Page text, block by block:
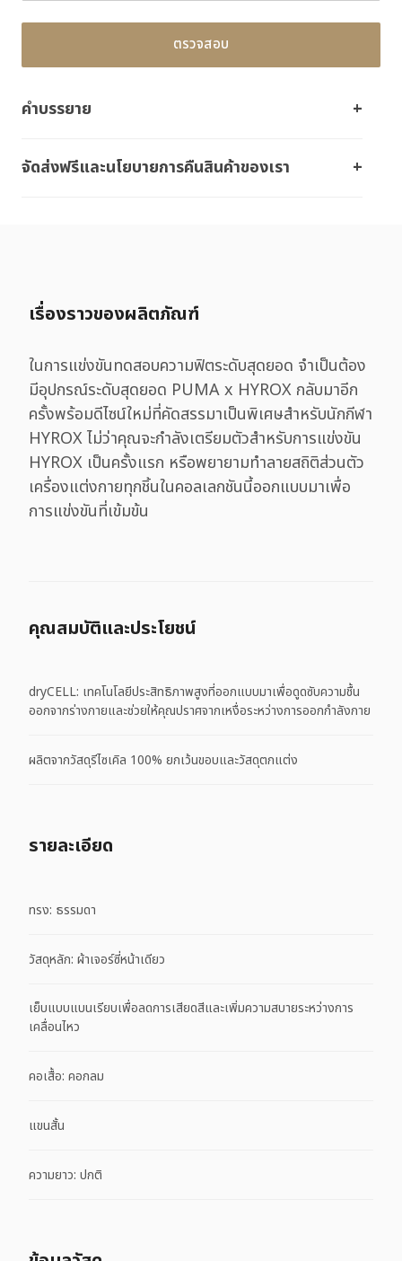
ตรวจสอบ
คำบรรยาย
จัดส่งฟรีและนโยบายการคืนสินค้าของเรา
เรื่องราวของผลิตภัณฑ์
ในการแข่งขันทดสอบความฟิตระดับสุดยอด จำเป็นต้อง
มีอุปกรณ์ระดับสุดยอด PUMA x HYROX กลับมาอีก
ครั้งพร้อมดีไซน์ใหม่ที่คัดสรรมาเป็นพิเศษสำหรับนักกีฬา
HYROX ไม่ว่าคุณจะกำลังเตรียมตัวสำหรับการแข่งขัน
HYROX เป็นครั้งแรก หรือพยายามทำลายสถิติส่วนตัว
เครื่องแต่งกายทุกชิ้นในคอลเลกชันนี้ออกแบบมาเพื่อ
การแข่งขันที่เข้มข้น
คุณสมบัติและประโยชน์
dryCELL: เทคโนโลยีประสิทธิภาพสูงที่ออกแบบมาเพื่อดูดซับความชื้น
ออกจากร่างกายและช่วยให้คุณปราศจากเหงื่อระหว่างการออกกำลังกาย
ผลิตจากวัสดุรีไซเคิล 100% ยกเว้นขอบและวัสดุตกแต่ง
รายละเอียด
ทรง: ธรรมดา
วัสดุหลัก: ผ้าเจอร์ซี่หน้าเดียว
เย็บแบบแบนเรียบเพื่อลดการเสียดสีและเพิ่มความสบายระหว่างการ
เคลื่อนไหว
คอเสื้อ: คอกลม
แขนสั้น
ความยาว: ปกติ